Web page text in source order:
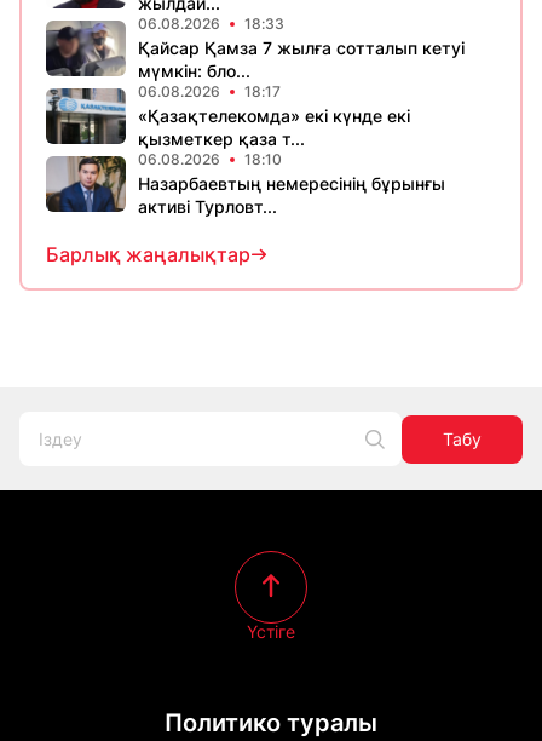
06.08.2026 18:33
Қайсар Қамза 7 жылға сотталып кетуі
мүмкін: бло...
06.08.2026 18:17
«Қазақтелекомда» екі күнде екі
қызметкер қаза т...
06.08.2026 18:10
Назарбаевтың немересінің бұрынғы
активі Турловт...
Барлық жаңалықтар
Табу
Политико туралы
Үстіге